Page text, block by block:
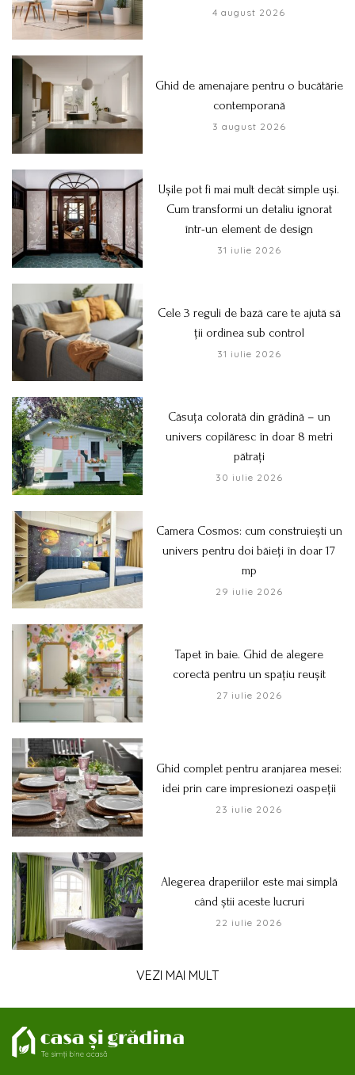
4 august 2026
Ghid de amenajare pentru o bucătărie
contemporană
3 august 2026
Ușile pot fi mai mult decât simple uși.
Cum transformi un detaliu ignorat
într-un element de design
31 iulie 2026
Cele 3 reguli de bază care te ajută să
ții ordinea sub control
31 iulie 2026
Căsuța colorată din grădină – un
univers copilăresc în doar 8 metri
pătrați
30 iulie 2026
Camera Cosmos: cum construiești un
univers pentru doi băieți în doar 17
mp
29 iulie 2026
Tapet în baie. Ghid de alegere
corectă pentru un spațiu reușit
27 iulie 2026
Ghid complet pentru aranjarea mesei:
idei prin care impresionezi oaspeții
23 iulie 2026
Alegerea draperiilor este mai simplă
când știi aceste lucruri
22 iulie 2026
VEZI MAI MULT